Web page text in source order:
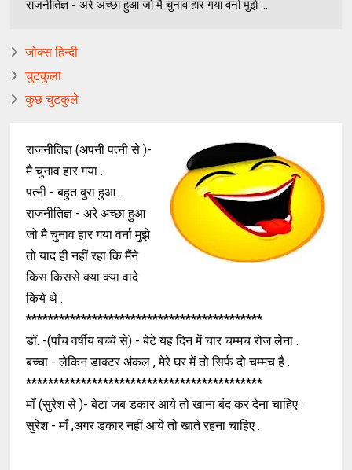
राजनीतिज्ञ - अरे अच्छा हुआ जो मै चुनाव हार गया वर्ना मुझे ...
जोक्स हिन्दी
चुटकुला
कुछ चुटकुले
राजनीतिज्ञ (अपनी पत्नी से )-
मै चुनाव हार गया .
पत्नी - बहुत बुरा हुआ .
राजनीतिज्ञ - अरे अच्छा हुआ
जो मै चुनाव हार गया वर्ना मुझे
तो याद ही नहीं रहा कि मैंने
किस किससे क्या क्या वादे
किये थे .
*******************************************
डॉ. -(पाँच वर्षीय बच्चे से) - बेटे यह दिन में चार चम्मच रोज लेना .
बच्चा - लेकिन डाक्टर अंकल , मेरे घर में तो सिर्फ दो चम्मच है .
*******************************************
माँ (सुरेश से )- बेटा जब डकार आये तो खाना बंद कर देना चाहिए .
सुरेश - माँ ,अगर डकार नहीं आये तो खाते रहना चाहिए .